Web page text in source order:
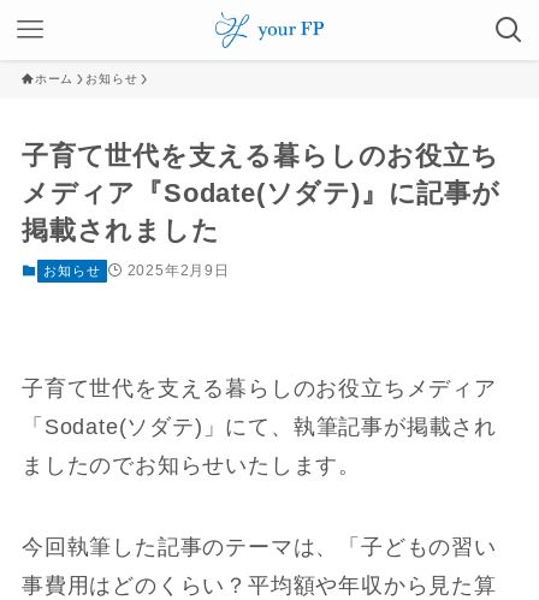
ホーム お知らせ
子育て世代を支える暮らしのお役立ち
メディア『Sodate(ソダテ)』に記事が
掲載されました
お知らせ 2025年2月9日
子育て世代を支える暮らしのお役立ちメディア
「Sodate(ソダテ)」にて、執筆記事が掲載され
ましたのでお知らせいたします。
今回執筆した記事のテーマは、「子どもの習い
事費用はどのくらい？平均額や年収から見た算